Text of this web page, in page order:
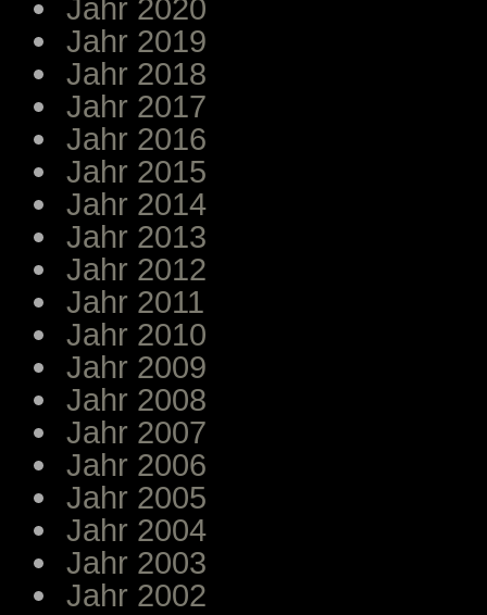
Jahr 2020
Jahr 2019
Jahr 2018
Jahr 2017
Jahr 2016
Jahr 2015
Jahr 2014
Jahr 2013
Jahr 2012
Jahr 2011
Jahr 2010
Jahr 2009
Jahr 2008
Jahr 2007
Jahr 2006
Jahr 2005
Jahr 2004
Jahr 2003
Jahr 2002